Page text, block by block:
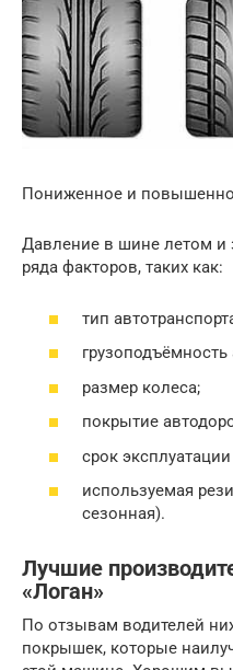
Пониженное и
Давление в шине летом и
ряда факторов, таких как:
тип
размер колеса;
покрытие
срок
используемая
сезонная).
Лучшие
«Логан»
По отзывам водителей
покрышек, которые